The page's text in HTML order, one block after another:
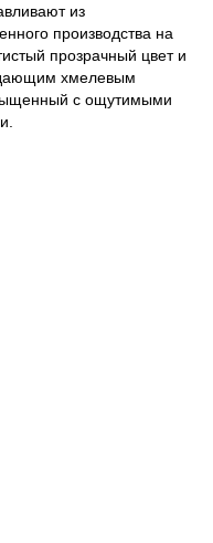
из
производства на
прозрачный цвет и
хмелевым
с ощутимыми